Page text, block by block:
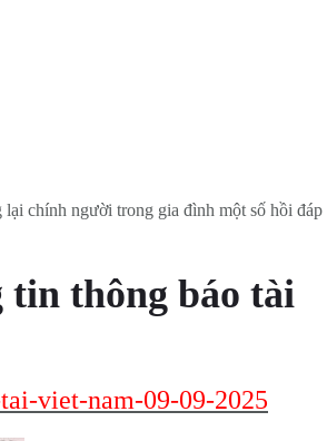
lại chính người trong gia đình một số hồi đáp
tin thông báo tài
viet-nam-09-09-2025